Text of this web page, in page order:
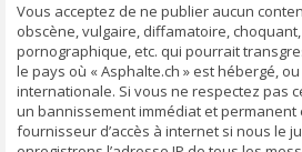
Vous acceptez de ne publier aucun
obscène, vulgaire, diffamatoire,
pornographique, etc. qui pourrait
le pays où « Asphalte.ch » est hébergé,
internationale. Si vous ne respectez pas
un bannissement immédiat et
fournisseur d’accès à internet si nous le